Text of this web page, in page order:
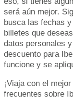
será aún mejor.
busca las fechas
billetes que
datos personales
descuento para
funcione y se
¡Viaja con el
frecuentes sobre